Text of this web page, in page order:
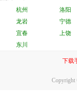
杭州 洛阳
龙岩
宁德
宜春
上饶
东川
下载